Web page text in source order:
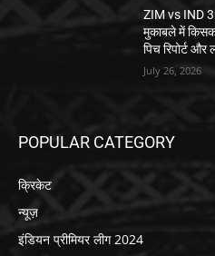
ZIM vs IND
मुकाबले में
पिच रिपोर्ट और
July 26, 2026
POPULAR CATEGORY
क्रिकेट
न्यूज़
इंडियन प्रीमियर लीग 2024